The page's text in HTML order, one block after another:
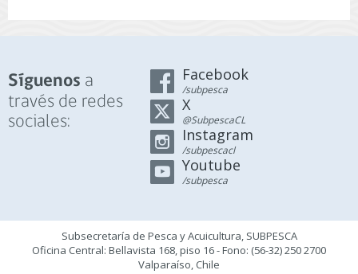
Síguenos a
través de redes
sociales:
Facebook
/subpesca
X
@SubpescaCL
Instagram
/subpescacl
Youtube
/subpesca
Subsecretaría de Pesca y Acuicultura, SUBPESCA
Oficina Central: Bellavista 168, piso 16 - Fono: (56-32) 250 2700
Valparaíso, Chile